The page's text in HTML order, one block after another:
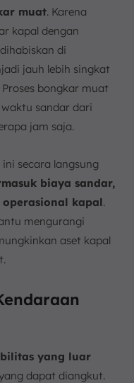
muat. Karena
kapal dengan
di
jauh lebih singkat
bongkar muat
sandar dari
jam saja.
secara langsung
biaya sandar,
kapal.
mengurangi
aset kapal
yang luar
dapat diangkut.